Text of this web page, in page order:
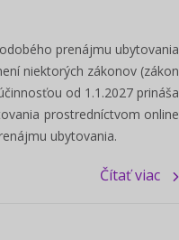
prenájmu ubytovania
niektorých zákonov (zákon
od 1.1.2027 prináša
prostredníctvom online
ubytovania.
Čítať viac